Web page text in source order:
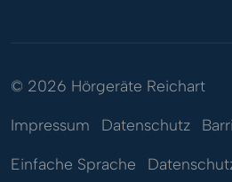
© 2026 Hörgeräte Reichart
Impressum Datenschutz
Einfache Sprache